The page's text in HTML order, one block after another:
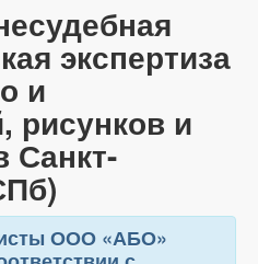
экспертиза
и
рисунков и
Санкт-
ООО «АБО»